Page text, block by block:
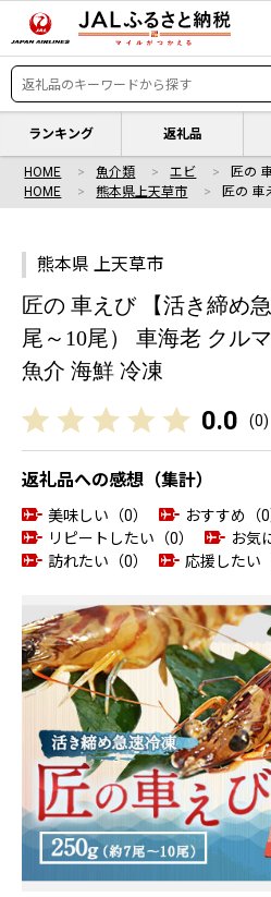
ランキング 返礼品
HOME 魚介類 エビ
匠の
HOME
熊本県上天草市 匠の 車
熊本県 上天草市
匠の 車えび 【活き締め
尾～10尾） 車海老 クル
魚介 海鮮 冷凍
0.0 (0)
返礼品への感想（集計）
美味しい（0）
おすすめ（0
リピートしたい（0）
お気
訪れたい（0）
応援したい